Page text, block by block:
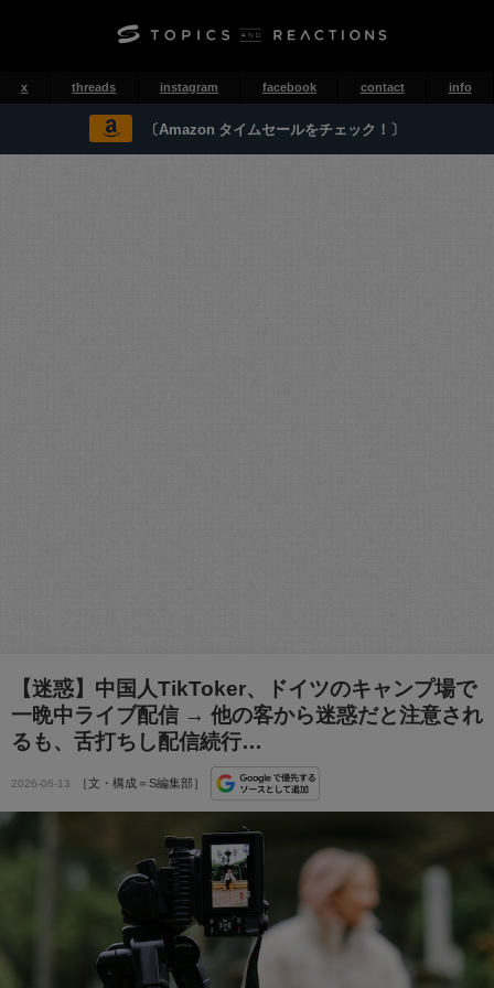
x threads instagram facebook contact info
〔Amazon タイムセールをチェック！〕
【迷惑】中国人TikToker、ドイツのキャンプ場で
一晩中ライブ配信 → 他の客から迷惑だと注意され
るも、舌打ちし配信続行…
2026-06-13 ［文・構成＝S編集部］